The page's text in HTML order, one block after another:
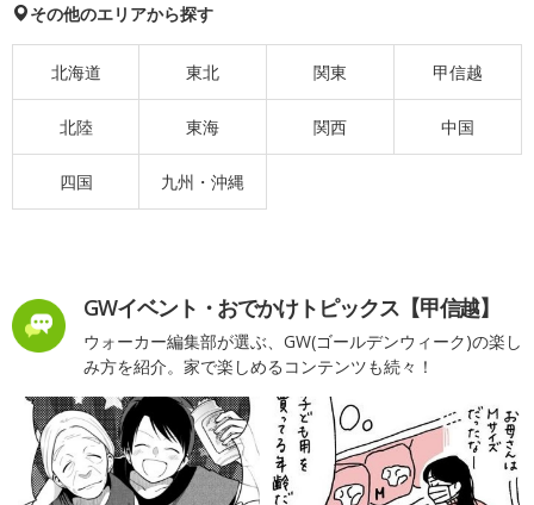
その他のエリアから探す
北海道 東北 関東 甲信越
北陸 東海 関西 中国
四国 九州・沖縄
GWイベント・おでかけトピックス【甲信越】
ウォーカー編集部が選ぶ、GW(ゴールデンウィーク)の楽し
み方を紹介。家で楽しめるコンテンツも続々！